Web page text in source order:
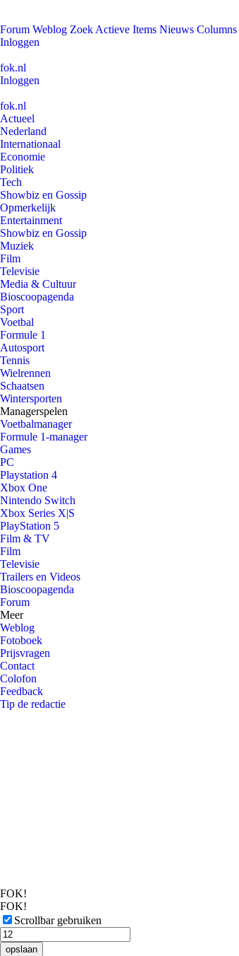
Forum Weblog Zoek Actieve Items Nieuws Columns
Inloggen
fok.nl
Inloggen
fok.nl
Actueel
Nederland
Internationaal
Economie
Politiek
Tech
Showbiz en Gossip
Opmerkelijk
Entertainment
Showbiz en Gossip
Muziek
Film
Televisie
Media & Cultuur
Bioscoopagenda
Sport
Voetbal
Formule 1
Autosport
Tennis
Wielrennen
Schaatsen
Wintersporten
Managerspelen
Voetbalmanager
Formule 1-manager
Games
PC
Playstation 4
Xbox One
Nintendo Switch
Xbox Series X|S
PlayStation 5
Film & TV
Film
Televisie
Trailers en Videos
Bioscoopagenda
Forum
Meer
Weblog
Fotoboek
Prijsvragen
Contact
Colofon
Feedback
Tip de redactie
FOK!
FOK!
Scrollbar gebruiken
opslaan